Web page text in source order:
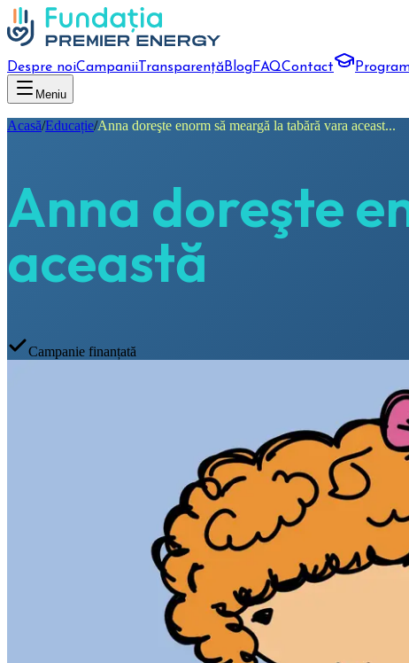
Despre noiCampanii TransparențăBlogFAQContact
Meniu
Acasă/Educație/Anna doreşte enorm să meargă la tabără vara aceast...
Anna doreşte
această
Campanie finanțată